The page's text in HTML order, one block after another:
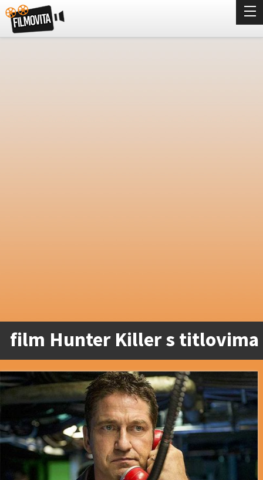
film Hunter Killer s titlovima